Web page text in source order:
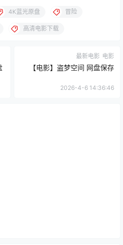
4K蓝光原盘 冒险
高清电影下载
最新电影 电影
【电影】盗梦空间 网盘保存
2026-4-6 14:36:46